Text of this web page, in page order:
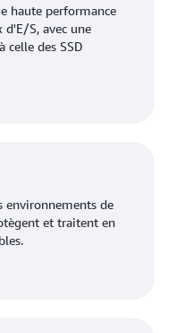
haute performance
S, avec une
celle des SSD
environnements de
et traitent en